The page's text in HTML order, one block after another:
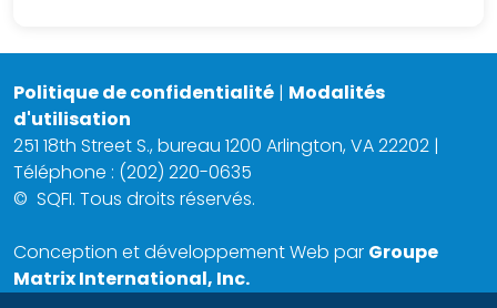
Politique de confidentialité | Modalités
d'utilisation
251 18th Street S., bureau 1200 Arlington, VA 22202 |
Téléphone : (202) 220-0635
© SQFI. Tous droits réservés.
Conception et développement Web par Groupe
Matrix International, Inc.